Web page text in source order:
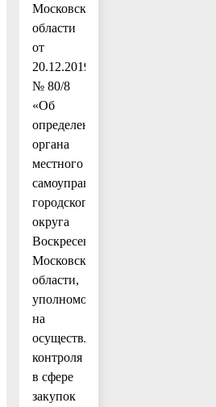
Московской
области
от
20.12.2019
№ 80/8
«Об
определении
органа
местного
самоуправления
городского
округа
Воскресенск
Московской
области,
уполномоченного
на
осуществление
контроля
в сфере
закупок